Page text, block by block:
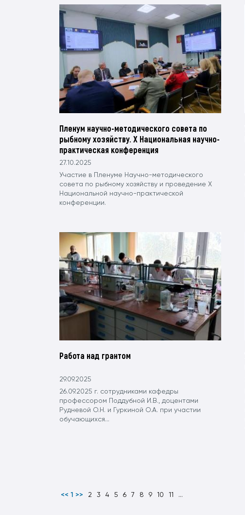
Пленум научно-методического совета по
рыбному хозяйству. X Национальная научно-
практическая конференция
27.10.2025
Участие в Пленуме Научно-методического
совета по рыбному хозяйству и проведение X
Национальной научно-практической
конференции.
Работа над грантом
29.09.2025
26.09.2025 г. сотрудниками кафедры
профессором Поддубной И.В., доцентами
Рудневой О.Н. и Гуркиной О.А. при участии
обучающихся...
<< 1 >> 2 3 4 5 6 7 8 9 10 11 ...